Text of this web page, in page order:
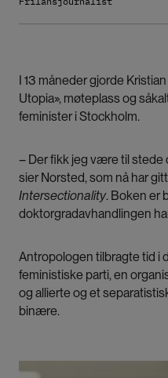
I 13 måneder gjorde
Utopia», møteplass og
feminister i Stockholm.
– Der fikk jeg være til stede
sier Norsted, som nå har
Intersectionality. Boken er
doktorgradavhandlingen
Antropologen tilbragte tid i
feministiske parti, en
og allierte og et
binære.
Bilde